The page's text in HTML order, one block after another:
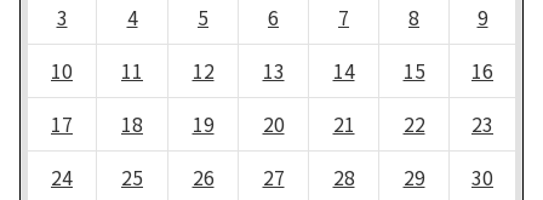
3
4 5 6 7 8
9
10
11 12 13 14 15
16
17
18 19 20 21 22
23
24
25 26 27 28 29
30